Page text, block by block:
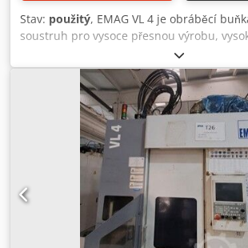
# Vysoká přesnost: Polohovací přesnost v
±0,001 mm díky lineárním pravítkům
vřeteno: Vysoký výkon a široký rozsah
procesu: Sonda Marposs T25 #
zakládání/odebírání: EMAG O-Type – díly
odebírány integrovanou automatizací. #
nástroje: Možnost použití poháněných
obráběcí možnosti o vrtání a frézování. #
životnosti nástrojů se správou dvojitého
tool management) # Dopravník třísek a
chladiva Micronfilter s papírovým filtrem
(možnost filtrace pro 2 stroje) # Plně
prostor, osvětlení pracovního prostoru #
Elektronicky k dispozici, kniha není
Stav: použitý, EMAG VL 4 je obráběcí
soustruh pro vysoce přesnou výrobu,
spolehlivý trvalý provoz. Kapacity: 2 stroje,
rozměr obrobku 200 mm; osa Z 400 mm;
revolverová hlava 12 pozic, 12
Technická data: otáčky vřetena až 6000
4500 ot./min; výkon vřetena 25/18 kW;
280/202 Nm; napájení 3x400V 50Hz;
kW; rozměry D5300×Š2300×V3650 mm.
dopravník třísek, automatické zařízení pro
nakládání/vykládání, sada držáků nástrojů,
signalizační lampa, náhradní díly.
tolerancí; typické použití v automobilovém,
obráběcím a medicinálním průmyslu.